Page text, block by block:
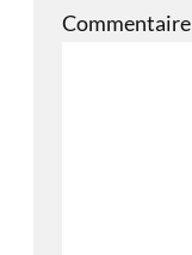
Commentaire